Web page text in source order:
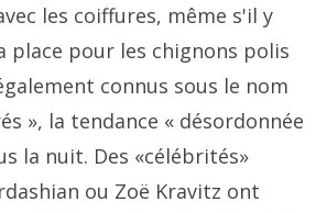
les coiffures, même s'il y
place pour les chignons polis
connus sous le nom
», la tendance « désordonnée
la nuit. Des «célébrités»
ou Zoë Kravitz ont